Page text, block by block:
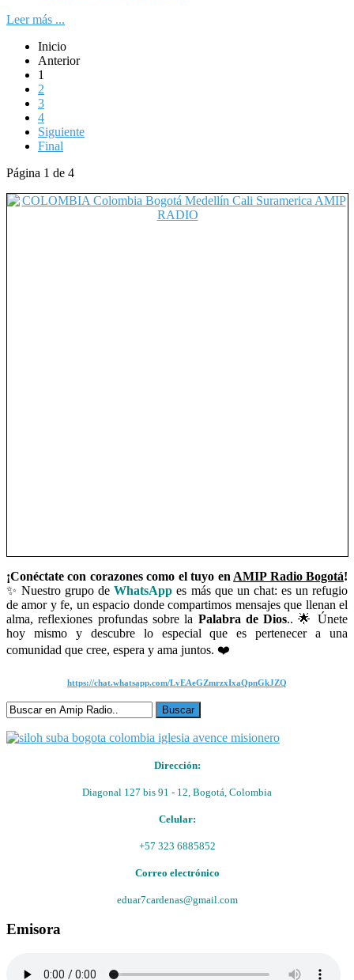
Leer más ...
Inicio
Anterior
1
2
3
4
Siguiente
Final
Página 1 de 4
¡Conéctate con corazones como el tuyo en AMIP Radio Bogotá!
✨ Nuestro grupo deWhatsApp es más que un chat: es un refugio
de amor y fe, un espacio donde compartimos mensajes que llenan el
alma, reflexiones profundas sobre la Palabra de Dios.. 🌟 Únete
hoy mismo y descubre lo especial que es pertenecer a una
comunidad que cree, espera y ama juntos. ❤️
https://chat.whatsapp.com/LvEAeGZmrzxIxaQpnGkJZQ
Dirección:
Diagonal 127 bis 91 - 12, Bogotá, Colombia
Celular:
+57 323 6885852
Correo electrónico
eduar7cardenas@gmail.com
Emisora